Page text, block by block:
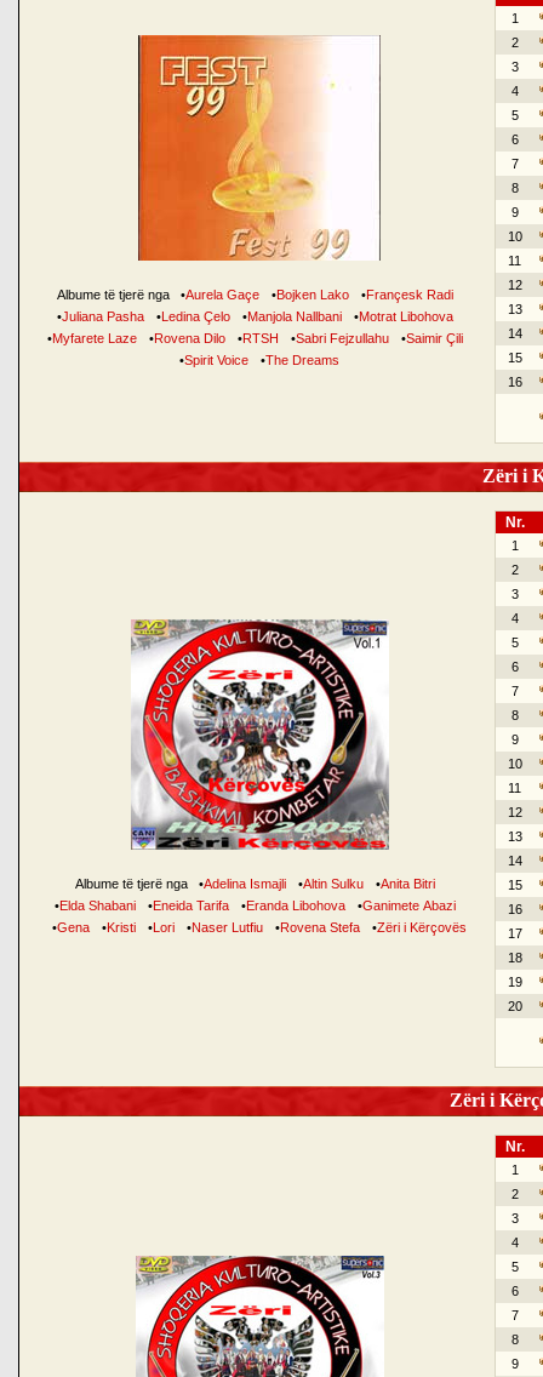
Albume të tjerë nga •Aurela Gaçe •Bojken Lako •Françesk Radi
•Juliana Pasha •Ledina Çelo •Manjola Nallbani •Motrat Libohova
•Myfarete Laze •Rovena Dilo •RTSH •Sabri Fejzullahu •Saimir Çili
•Spirit Voice •The Dreams
1
2
3
4
5
6
7
8
9
10
11
12
13
14
15
16
Zëri i
Albume të tjerë nga •Adelina Ismajli •Altin Sulku •Anita Bitri
•Elda Shabani •Eneida Tarifa •Eranda Libohova •Ganimete Abazi
•Gena •Kristi •Lori •Naser Lutfiu •Rovena Stefa •Zëri i Kërçovës
Nr.
1
2
3
4
5
6
7
8
9
10
11
12
13
14
15
16
17
18
19
20
Zëri i
Nr.
1
2
3
4
5
6
7
8
9